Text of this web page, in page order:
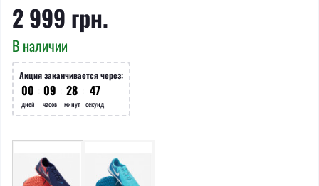
2 999 грн.
В наличии
Акция заканчивается через:
00
дней
09
часов
28
минут
47
секунд